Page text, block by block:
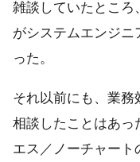
雑談していたところ
がシステムエンジ
った。
それ以前にも、業務
相談したことはあっ
エス／ノーチャー